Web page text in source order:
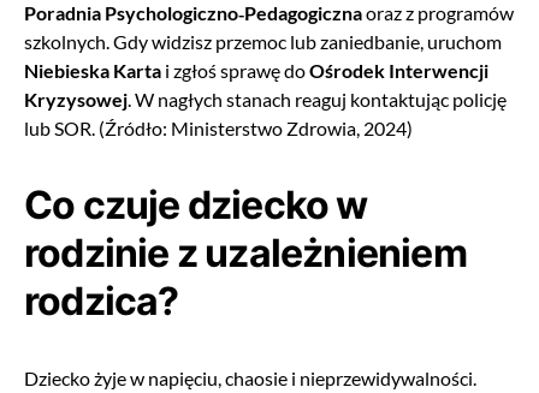
Poradnia Psychologiczno‑Pedagogicznaoraz z programów
szkolnych. Gdy widzisz przemoc lub zaniedbanie, uruchom
Niebieska Karta i zgłoś sprawę doOśrodek Interwencji
Kryzysowej . W nagłych stanach reaguj kontaktując policję
lub SOR. (Źródło: Ministerstwo Zdrowia, 2024)
Co czuje dziecko w
rodzinie z uzależnieniem
rodzica?
Dziecko żyje w napięciu, chaosie i nieprzewidywalności.